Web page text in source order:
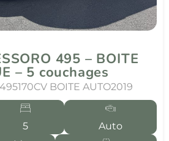
495 – BOITE
– 5 couchages
170CV BOITE AUTO2019
5 Auto